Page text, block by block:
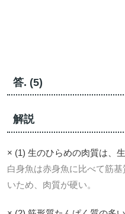
答. (5)
解説
× (1) 生のひらめの肉質は、
白身魚は赤身魚に比べて筋
いため、肉質が硬い。